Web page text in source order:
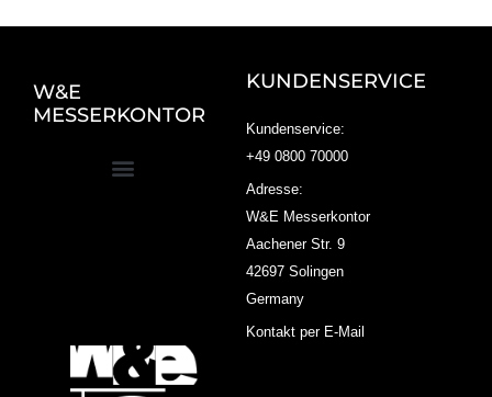
W&E
MESSERKONTOR
KUNDENSERVICE
Kundenservice:
+49 0800 70000
Adresse:
W&E Messerkontor
Aachener Str. 9
42697 Solingen
Germany
Kontakt per E-Mail